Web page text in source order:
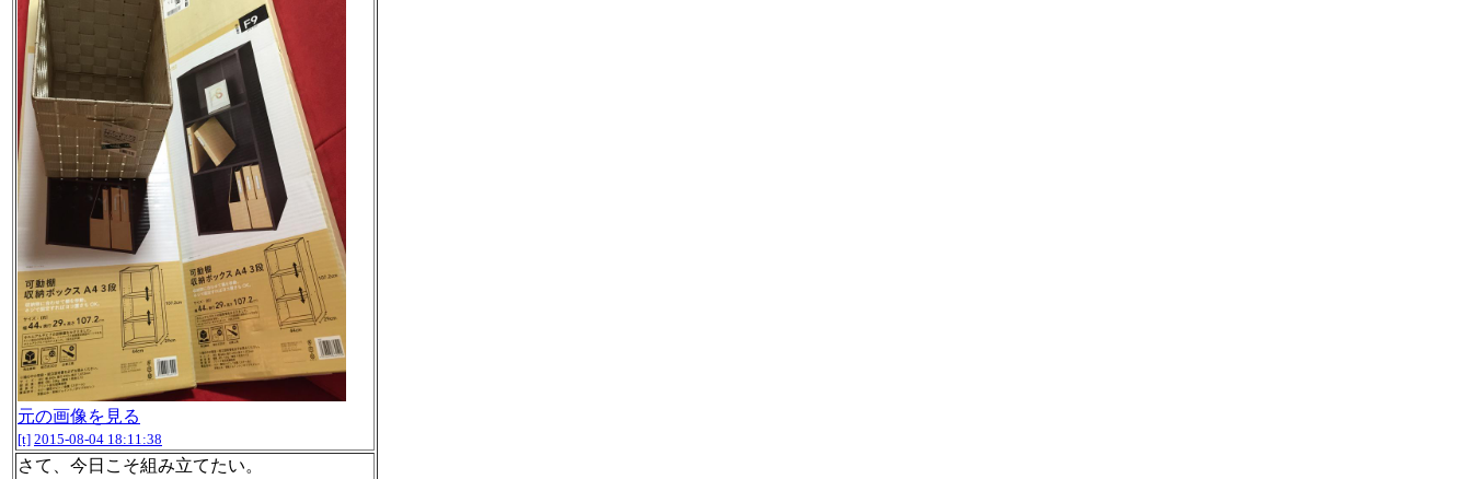
元の画像を見る
[t] 2015-08-04 18:11:38
さて、今日こそ組み立てたい。